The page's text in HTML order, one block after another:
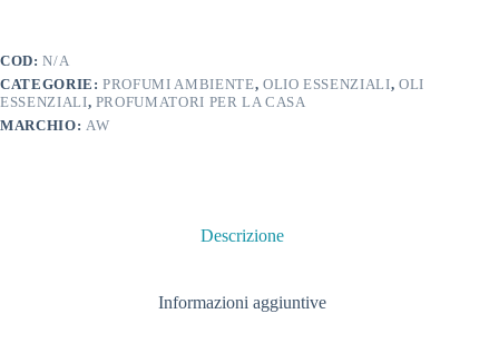
COD:N/A
CATEGORIE:PROFUMI AMBIENTE, OLIO ESSENZIALI, OLI
ESSENZIALI, PROFUMATORI PER LA CASA
MARCHIO: AW
Descrizione
Informazioni aggiuntive